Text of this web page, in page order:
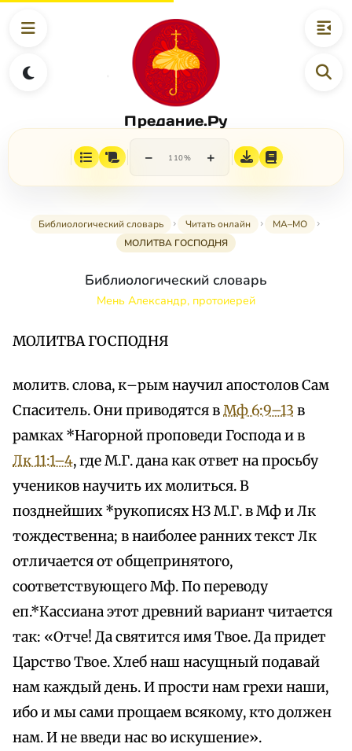
Предание.Ру
− 110% +
Библиологический словарь Читать онлайн
МА–МО
МОЛИТВА ГОСПОДНЯ
Библиологический словарь
Мень Александр, протоиерей
МОЛИТВА ГОСПОДНЯ
молитв. слова, к–рым научил апостолов Сам
Спаситель. Они приводятся вМф 6:9–13 в
рамках *Нагорной проповеди Господа и в
Лк 11:1–4, где М.Г. дана как ответ на просьбу
учеников научить их молиться. В
позднейших *рукописях НЗ М.Г. в Мф и Лк
тождественна; в наиболее ранних текст Лк
отличается от общепринятого,
соответствующего Мф. По переводу
еп.*Кассиана этот древний вариант читается
так: «Отче! Да святится имя Твое. Да придет
Царство Твое. Хлеб наш насущный подавай
нам каждый день. И прости нам грехи наши,
ибо и мы сами прощаем всякому, кто должен
нам. И не введи нас во искушение».